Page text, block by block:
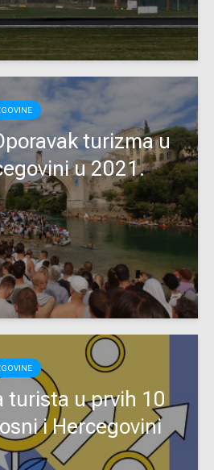
turizma u
u 2021.
turista u prvih 10
i Hercegovini